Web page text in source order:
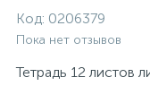
Код: 0206379
Пока нет отзывов
Тетрадь 12 листов